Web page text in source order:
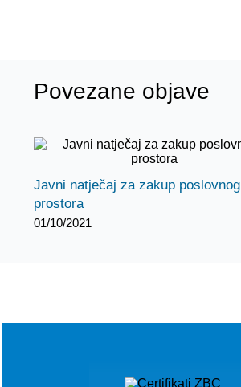
Povezane objave
Javni natječaj za zakup poslovnog
prostora
01/10/2021